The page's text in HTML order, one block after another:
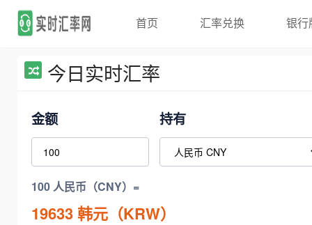
首页 汇率兑换 银行
今日实时汇率
金额 持有
100 人民币（CNY）=
19633韩元（KRW）